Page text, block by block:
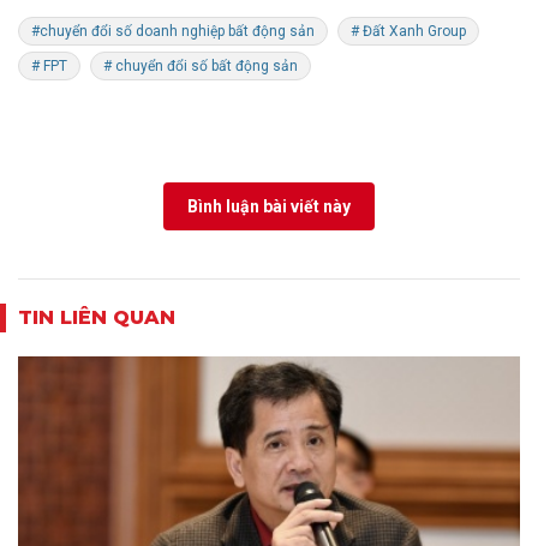
#chuyển đổi số doanh nghiệp bất động sản # Đất Xanh Group
# FPT # chuyển đổi số bất động sản
Bình luận bài viết này
TIN LIÊN QUAN